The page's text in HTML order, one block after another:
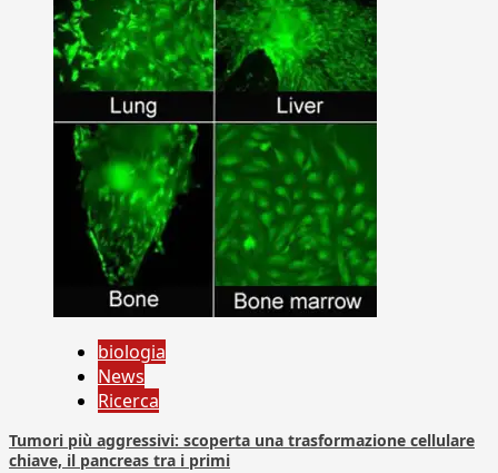
biologia
News
Ricerca
Tumori più aggressivi: scoperta una trasformazione cellulare
chiave, il pancreas tra i primi